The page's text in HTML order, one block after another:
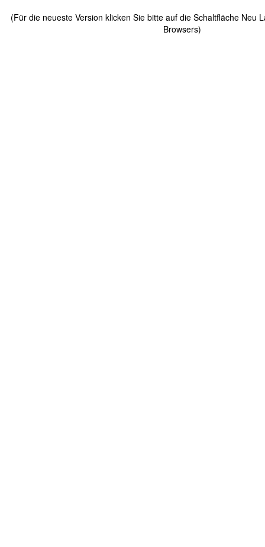
(Für die neueste Version klicken Sie bitte auf die Schaltfläche Neu
Browsers)